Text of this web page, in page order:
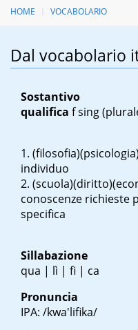
HOME VOCABOLARIO
Dal vocabolario
Sostantivo
qualifica f sing
individuo
conoscenze richieste
specifica
Sillabazione
qua | lì | fi | ca
Pronuncia
IPA: /kwa'lifika/